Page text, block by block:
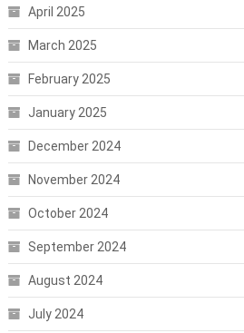
April 2025
March 2025
February 2025
January 2025
December 2024
November 2024
October 2024
September 2024
August 2024
July 2024